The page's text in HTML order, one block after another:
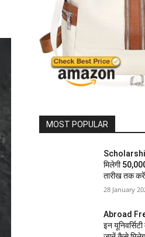
MOST POPULAR
मिलेगी
तारीख तक
28 January
Abroad
इन